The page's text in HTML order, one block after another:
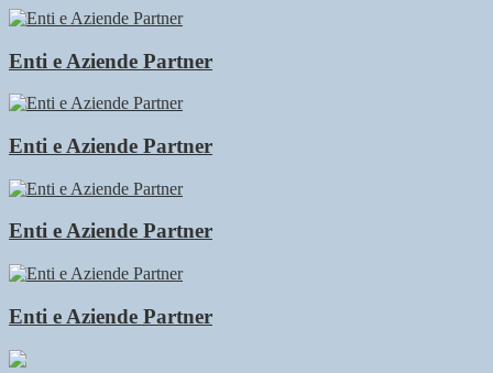
Enti e Aziende Partner
Enti e Aziende Partner
Enti e Aziende Partner
Enti e Aziende Partner